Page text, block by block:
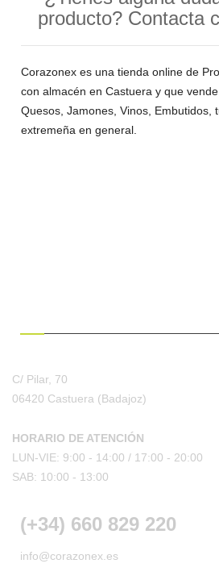
producto? Contacta
Corazonex es una tienda online de
con almacén en Castuera y que
Quesos, Jamones, Vinos, Embutidos,
extremeña en general.
C/ Pilar, 70
06420 Castuera (Badajoz)
HORARIO DE ATENCIÓN
LUN-VIE: 9:00 - 14:00 / 17:00 - 20:00
SAB: 10:00 - 13:00
(+34) 660 829 220
info@corazonex.es